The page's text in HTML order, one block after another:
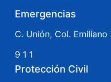
Emergencias
C. Unión, Col. Emiliano
9 1 1
Protección Civil